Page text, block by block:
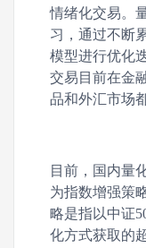
情绪化交易。
习，通过不断
模型进行优化
交易目前在金
品和外汇市场
目前，国内量
为指数增强策
略是指以中证
化方式获取的